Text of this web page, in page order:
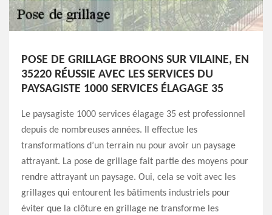
POSE DE GRILLAGE BROONS SUR VILAINE, EN
35220 RÉUSSIE AVEC LES SERVICES DU
PAYSAGISTE 1000 SERVICES ÉLAGAGE 35
Le paysagiste 1000 services élagage 35 est professionnel
depuis de nombreuses années. Il effectue les
transformations d’un terrain nu pour avoir un paysage
attrayant. La pose de grillage fait partie des moyens pour
rendre attrayant un paysage. Oui, cela se voit avec les
grillages qui entourent les bâtiments industriels pour
éviter que la clôture en grillage ne transforme les